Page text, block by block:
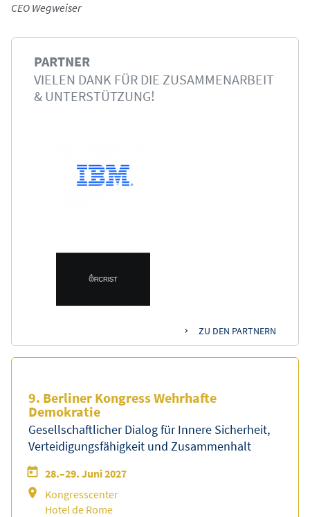
CEO Wegweiser
PARTNER
VIELEN DANK FÜR DIE ZUSAMMENARBEIT
& UNTERSTÜTZUNG!
ZU DEN PARTNERN
9. Berliner Kongress Wehrhafte
Demokratie
Gesellschaftlicher Dialog für Innere Sicherheit,
Verteidigungsfähigkeit und Zusammenhalt
28.–29. Juni 2027
Kongresscenter
Hotel de Rome